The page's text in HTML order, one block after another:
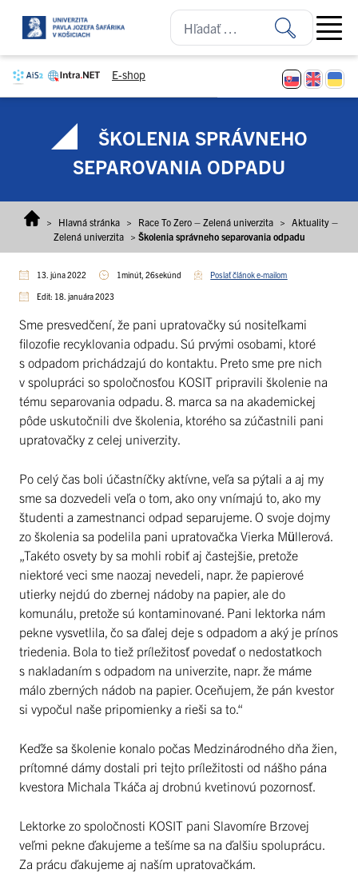
E-shop
Open
ŠKOLENIA SPRÁVNEHO
SEPAROVANIA ODPADU
> Hlavná stránka > Race To Zero – Zelená univerzita > Aktuality –
Zelená univerzita
> Školenia správneho separovania odpadu
13. júna 2022 1minút, 26sekúnd Poslať článok e-mailom
Edit: 18. januára 2023
Sme presvedčení, že pani upratovačky sú nositeľkami
filozofie recyklovania odpadu. Sú prvými osobami, ktoré
s odpadom prichádzajú do kontaktu. Preto sme pre nich
v spolupráci so spoločnosťou KOSIT pripravili školenie na
tému separovania odpadu. 8. marca sa na akademickej
pôde uskutočnili dve školenia, ktorého sa zúčastnili pani
upratovačky z celej univerzity.
Po celý čas boli účastníčky aktívne, veľa sa pýtali a aj my
sme sa dozvedeli veľa o tom, ako ony vnímajú to, ako my
študenti a zamestnanci odpad separujeme. O svoje dojmy
zo školenia sa podelila pani upratovačka Vierka Müllerová.
„Takéto osvety by sa mohli robiť aj častejšie, pretože
niektoré veci sme naozaj nevedeli, napr. že papierové
utierky nejdú do zbernej nádoby na papier, ale do
komunálu, pretože sú kontaminované. Pani lektorka nám
pekne vysvetlila, čo sa ďalej deje s odpadom a aký je prínos
triedenia. Bola to tiež príležitosť povedať o nedostatkoch
s nakladaním s odpadom na univerzite, napr. že máme
málo zberných nádob na papier. Oceňujem, že pán kvestor
si vypočul naše pripomienky a rieši sa to.“
Keďže sa školenie konalo počas Medzinárodného dňa žien,
prítomné dámy dostali pri tejto príležitosti od nášho pána
kvestora Michala Tkáča aj drobnú kvetinovú pozornosť.
Lektorke zo spoločnosti KOSIT pani Slavomíre Brzovej
veľmi pekne ďakujeme a tešíme sa na ďalšiu spoluprácu.
Za prácu ďakujeme aj naším upratovačkám.